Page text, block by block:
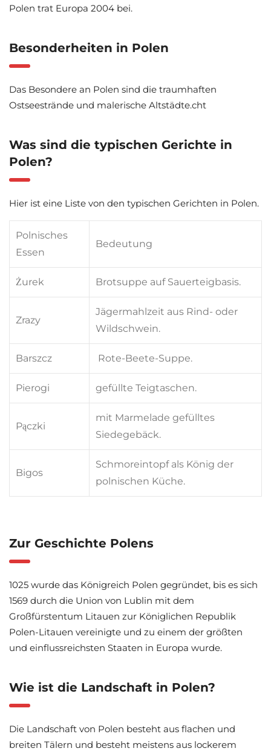
Polen trat Europa 2004 bei.
Besonderheiten in Polen
Das Besondere an Polen sind die traumhaften
Ostseestrände und malerische Altstädte.cht
Was sind die typischen Gerichte in
Polen?
Hier ist eine Liste von den typischen Gerichten in Polen.
Polnisches
Essen
Bedeutung
Żurek Brotsuppe auf Sauerteigbasis.
Zrazy
Jägermahlzeit aus Rind- oder
Wildschwein.
Barszcz Rote-Beete-Suppe.
Pierogi gefüllte Teigtaschen.
Pączki
mit Marmelade gefülltes
Siedegebäck.
Bigos
Schmoreintopf als König der
polnischen Küche.
Zur Geschichte Polens
1025 wurde das Königreich Polen gegründet, bis es sich
1569 durch die Union von Lublin mit dem
Großfürstentum Litauen zur Königlichen Republik
Polen-Litauen vereinigte und zu einem der größten
und einflussreichsten Staaten in Europa wurde.
Wie ist die Landschaft in Polen?
Die Landschaft von Polen besteht aus flachen und
breiten Tälern und besteht meistens aus lockerem